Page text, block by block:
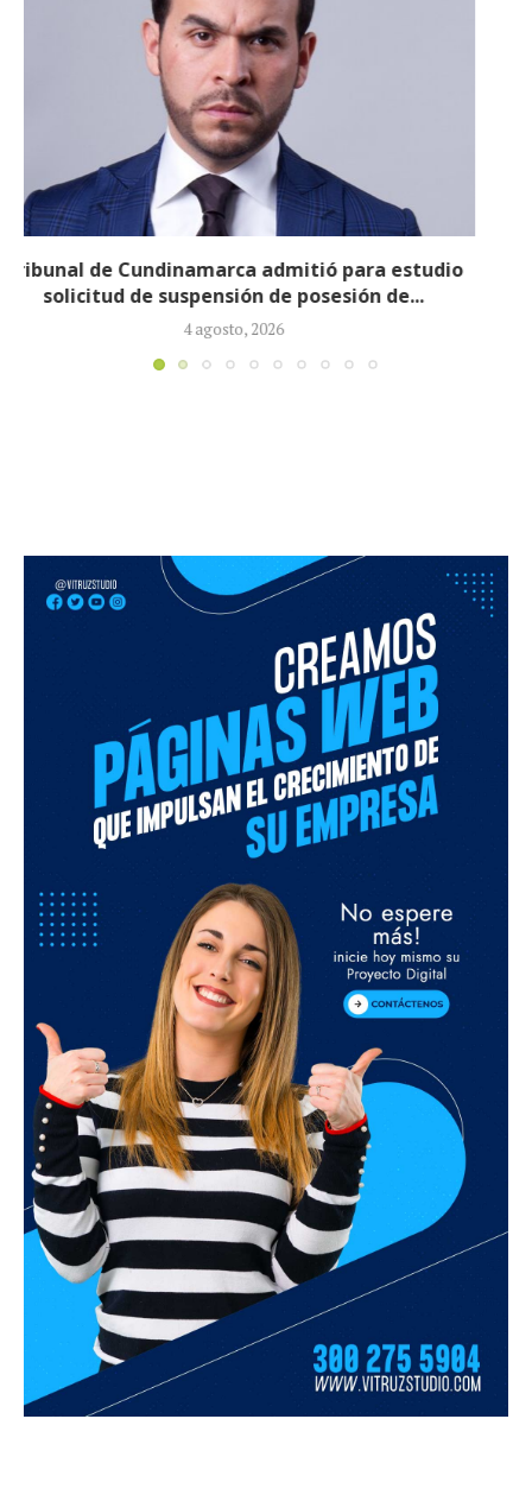
Reducirán afiliados de la Nueva EPS: propuesta de
la ministra de Salud...
3 agosto, 2026